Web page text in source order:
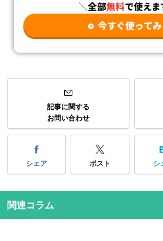
記事に関する
お問い合わせ
シェア ポスト シ
関連コラム